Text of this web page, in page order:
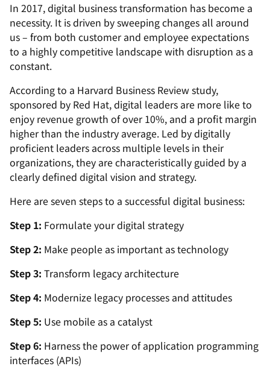
In 2017, digital business transformation has become a
necessity. It is driven by sweeping changes all around
us – from both customer and employee expectations
to a highly competitive landscape with disruption as a
constant.
According to a Harvard Business Review study,
sponsored by Red Hat, digital leaders are more like to
enjoy revenue growth of over 10%, and a profit margin
higher than the industry average. Led by digitally
proficient leaders across multiple levels in their
organizations, they are characteristically guided by a
clearly defined digital vision and strategy.
Here are seven steps to a successful digital business:
Step 1: Formulate your digital strategy
Step 2: Make people as important as technology
Step 3: Transform legacy architecture
Step 4: Modernize legacy processes and attitudes
Step 5: Use mobile as a catalyst
Step 6: Harness the power of application programming
interfaces (APIs)